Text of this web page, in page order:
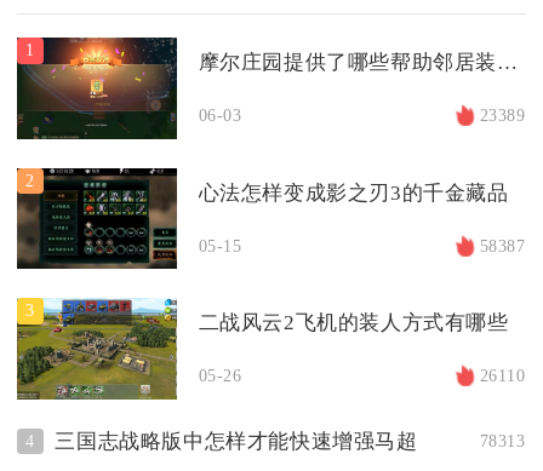
1
摩尔庄园提供了哪些帮助邻居装修院子的方法
06-03 23389
2
心法怎样变成影之刃3的千金藏品
05-15 58387
3
二战风云2飞机的装人方式有哪些
05-26 26110
4 三国志战略版中怎样才能快速增强马超 78313